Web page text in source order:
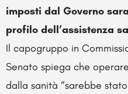
imposti dal Governo
profilo dell’assistenza
Il capogruppo in
Senato spiega che
dalla sanità “sarebbe